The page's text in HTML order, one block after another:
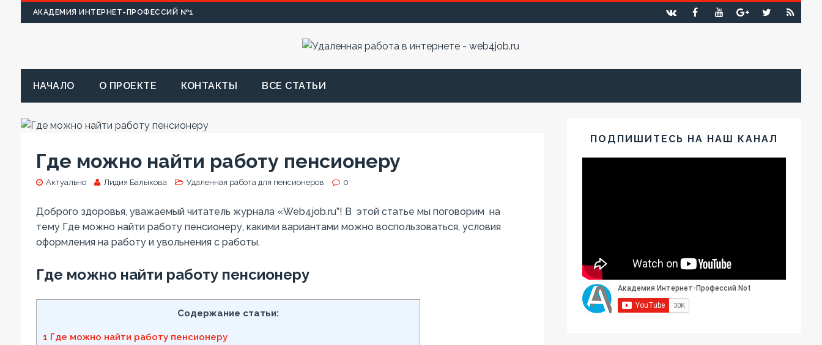
АКАДЕМИЯ ИНТЕРНЕТ-ПРОФЕССИЙ №1
НАЧАЛО О ПРОЕКТЕ КОНТАКТЫ ВСЕ СТАТЬИ
Где можно найти работу пенсионеру
Актуально Лидия Балыкова Удаленная работа для пенсионеров 0
Доброго здоровья, уважаемый читатель журнала «Web4job.ru”! В этой статье мы поговорим на
тему Где можно найти работу пенсионеру, какими вариантами можно воспользоваться, условия
оформления на работу и увольнения с работы.
Где можно найти работу пенсионеру
Содержание статьи:
1 Где можно найти работу пенсионеру
ПОДПИШИТЕСЬ НА НАШ КАНАЛ